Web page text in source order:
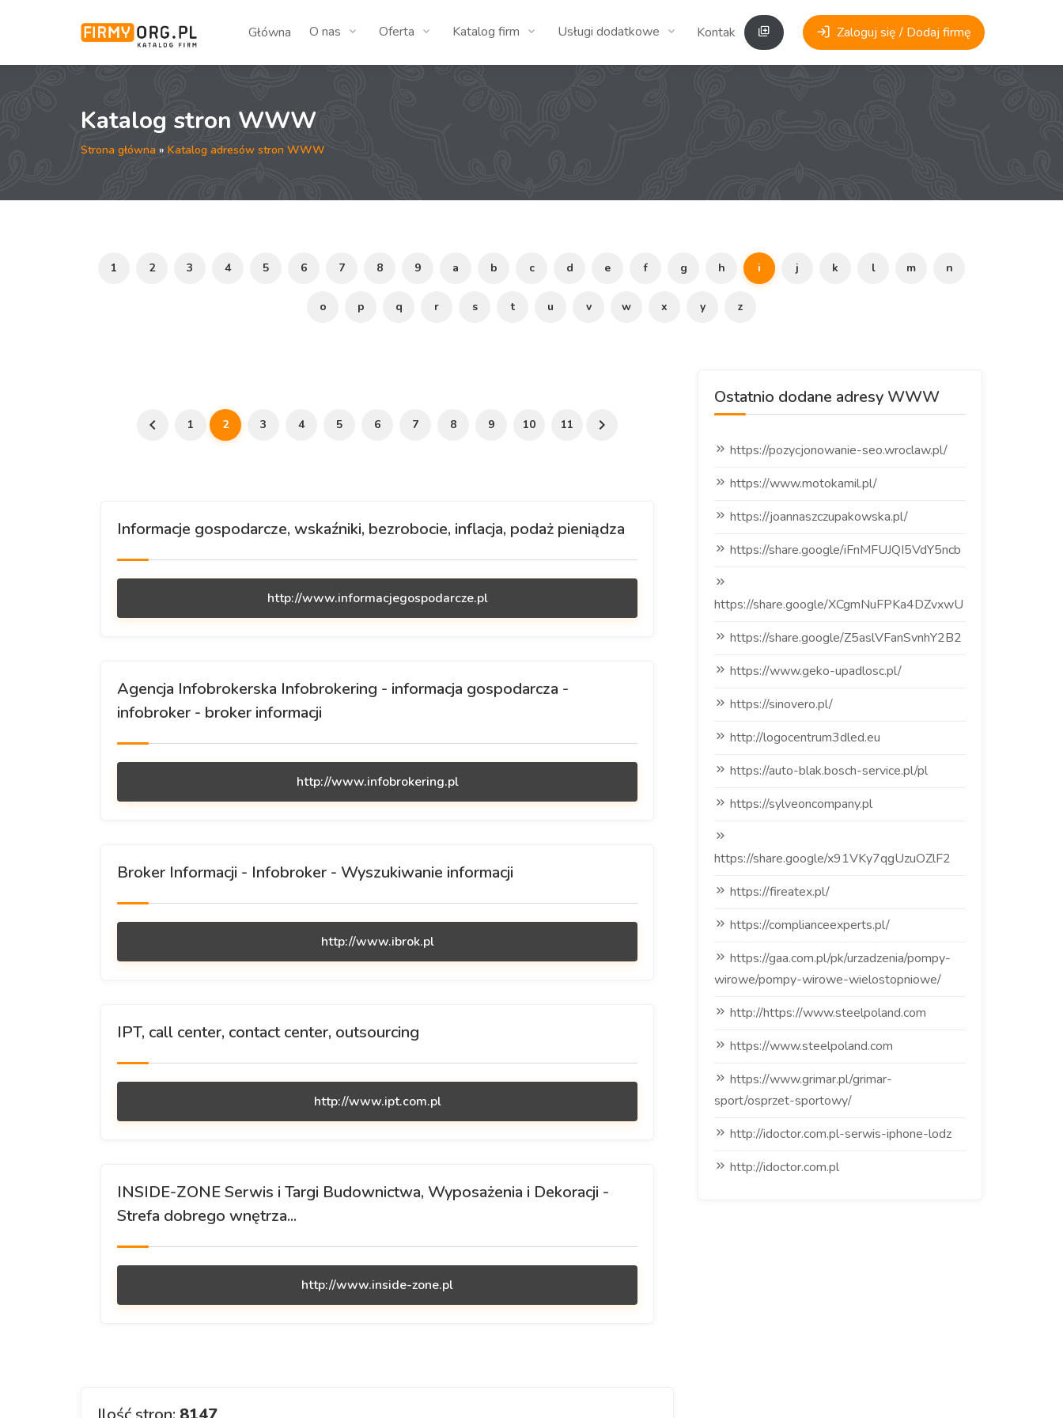
Główna O nas Oferta Katalog firm Usługi dodatkowe Kontakt Zaloguj się / Dodaj firmę
Katalog stron WWW
Strona główna » Katalog adresów stron WWW
1 2 3 4 5 6 7 8 9 a b c d e f g h i j k l m n
o p q r s t u v w x y z
1 2 3 4 5 6 7 8 9 10 11
Informacje gospodarcze, wskaźniki, bezrobocie, inflacja, podaż pieniądza
http://www.informacjegospodarcze.pl
Agencja Infobrokerska Infobrokering - informacja gospodarcza -
infobroker - broker informacji
http://www.infobrokering.pl
Broker Informacji - Infobroker - Wyszukiwanie informacji
http://www.ibrok.pl
IPT, call center, contact center, outsourcing
http://www.ipt.com.pl
INSIDE-ZONE Serwis i Targi Budownictwa, Wyposażenia i Dekoracji -
Strefa dobrego wnętrza...
http://www.inside-zone.pl
Ostatnio dodane adresy WWW
https://pozycjonowanie-seo.wroclaw.pl/
https://www.motokamil.pl/
https://joannaszczupakowska.pl/
https://share.google/iFnMFUJQI5VdY5ncb
https://share.google/XCgmNuFPKa4DZvxwU
https://share.google/Z5aslVFanSvnhY2B2
https://www.geko-upadlosc.pl/
https://sinovero.pl/
http://logocentrum3dled.eu
https://auto-blak.bosch-service.pl/pl
https://sylveoncompany.pl
https://share.google/x91VKy7qgUzuOZlF2
https://fireatex.pl/
https://complianceexperts.pl/
https://gaa.com.pl/pk/urzadzenia/pompy-
wirowe/pompy-wirowe-wielostopniowe/
http://https://www.steelpoland.com
https://www.steelpoland.com
https://www.grimar.pl/grimar-
sport/osprzet-sportowy/
http://idoctor.com.pl-serwis-iphone-lodz
http://idoctor.com.pl